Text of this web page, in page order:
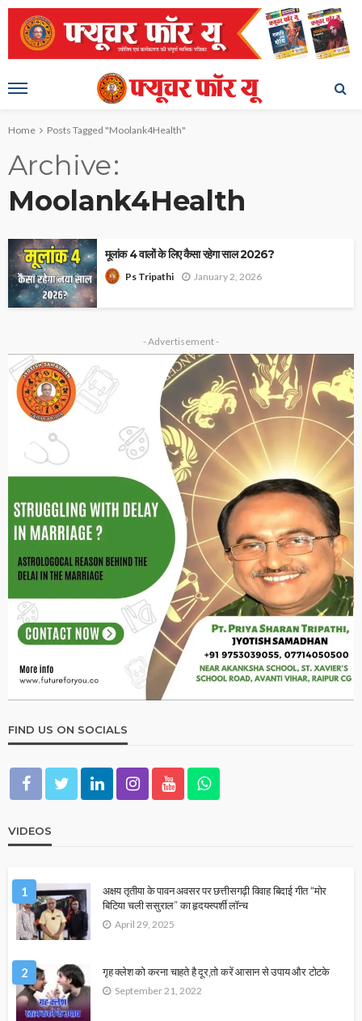
Home Posts Tagged "Moolank4Health"
Archive
Moolank4Health
मूलांक 4 वालों के लिए कैसा रहेगा साल 2026?
Ps Tripathi January 2, 2026
- Advertisement -
FIND US ON SOCIALS
VIDEOS
1
अक्षय तृतीया के पावन अवसर पर छत्तीसगढ़ी विवाह बिदाई गीत “मोर
बिटिया चली ससुराल” का हृदयस्पर्शी लॉन्च
April 29, 2025
2 गृह क्लेश को करना चाहते है दूर,तो करें आसान से उपाय और टोटके
September 21, 2022